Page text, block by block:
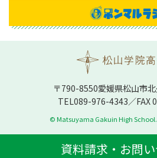
〒790-8550愛媛県松⼭市
TEL089-976-4343／FAX
© Matsuyama Gakuin High School.
資料請求・お問